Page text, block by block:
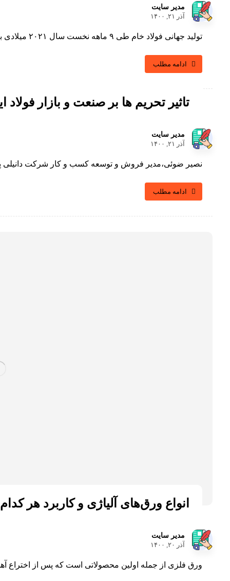
مدیر سایت
آذر ۲۱, ۱۴۰۰
تولید جهانی فولاد خام طی ۹ ماهه نخست سال ۲۰۲۱ میلادی به بیش از یک میلیارد و ۴۶۰ تن رسید. ...
ادامه مطلب
تاثیر تحریم ها بر صنعت و بازار فولاد
مدیر سایت
آذر ۲۱, ۱۴۰۰
نصیر ضوئی،مدیر فروش و توسعه کسب و کار شرکت دانیلی
ادامه مطلب
انواع ورق‌های آلیاژی و کاربرد هر کدام
مدیر سایت
آذر ۲۰, ۱۴۰۰
ورق فلزی از جمله اولین محصولاتی است که پس از اختراع